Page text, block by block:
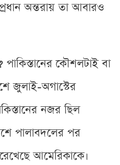
অন্তরায় তা আবারও
পাকিস্তানের কৌশলটাই বা
জুলাই-অগাস্টের
নজর ছিল
পালাবদলের পর
আমেরিকাকে।